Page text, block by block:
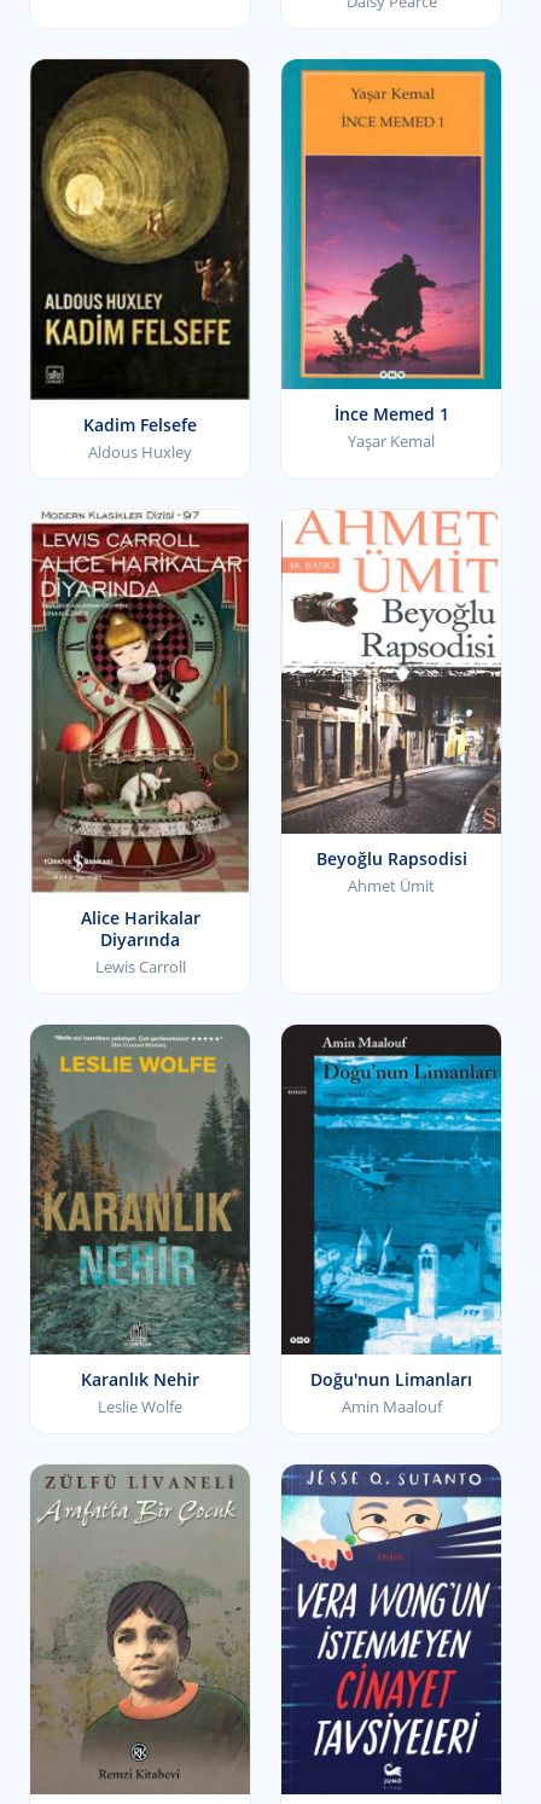
Kadim Felsefe
Aldous Huxley
İnce Memed 1
Yaşar Kemal
Alice Harikalar
Diyarında
Lewis Carroll
Beyoğlu Rapsodisi
Ahmet Ümit
Karanlık Nehir
Leslie Wolfe
Doğu'nun Limanları
Amin Maalouf